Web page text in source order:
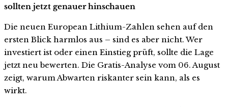
sollten jetzt genauer hinschauen
Die neuen European Lithium-Zahlen sehen auf den
ersten Blick harmlos aus – sind es aber nicht. Wer
investiert ist oder einen Einstieg prüft, sollte die Lage
jetzt neu bewerten. Die Gratis-Analyse vom 06. August
zeigt, warum Abwarten riskanter sein kann, als es
wirkt.